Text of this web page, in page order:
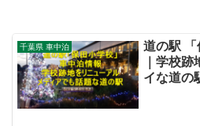
千葉県 車中泊
道の駅
｜学校
イな道の